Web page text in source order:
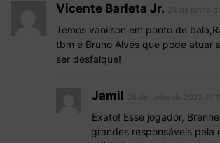
Vicente Barleta Jr.
Temos vanilson em ponto de
tbm e Bruno Alves que pode atuar
ser desfalque!
Jamil
Exato! Esse jogador,
grandes responsáveis pela